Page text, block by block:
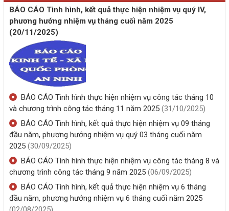
BÁO CÁO Tình hình, kết quả thực hiện nhiệm vụ quý IV,
phương hướng nhiệm vụ tháng cuối năm 2025
(20/11/2025)
BÁO CÁO Tình hình thực hiện nhiệm vụ công tác tháng 10
và chương trình công tác tháng 11 năm 2025 (31/10/2025)
BÁO CÁO Tình hình, kết quả thực hiện nhiệm vụ 09 tháng
đầu năm, phương hướng nhiệm vụ quý 03 tháng cuối năm
2025 (30/09/2025)
BÁO CÁO Tình hình thực hiện nhiệm vụ công tác tháng 8 và
chương trình công tác tháng 9 năm 2025 (06/09/2025)
BÁO CÁO Tình hình, kết quả thực hiện nhiệm vụ 6 tháng
đầu năm, phương hướng nhiệm vụ 6 tháng cuối năm 2025